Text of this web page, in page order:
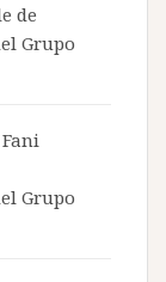
de
Grupo
Grupo